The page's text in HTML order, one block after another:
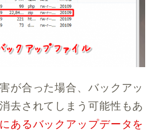
が合った場合、バックアッ
去されてしまう可能性もあ
あるバックアップデータを